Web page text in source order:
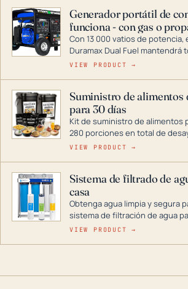
Generador portátil de
funciona - con gas o
para el hogar
Con 13 000 vatios de potencia,
Duramax Dual Fuel mantendrá
funcionamiento durante una
combustible dual, con una
abarca desde inversores
generadores que pueden
VIEW PRODUCT →
Suministro de alimentos
para 30 días
Kit de suministro de alimentos
280 porciones en total de
cenas y postres. Se puede
VIEW PRODUCT →
Sistema de filtrado de
casa
Obtenga agua limpia y segura
sistema de filtración de agua
etapas. La tecnología avanzada
en situaciones de emergencia.
VIEW PRODUCT →